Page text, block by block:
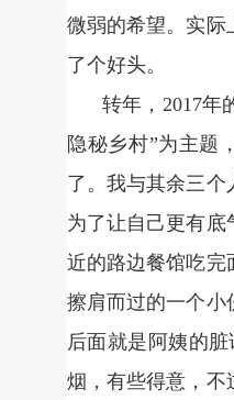
微弱的希望。实际
了个好头。
转年，2017年
隐秘乡村”为主题
了。我与其余三
为了让自己更有
近的路边餐馆吃完
擦肩而过的一个小
后面就是阿姨的
烟，有些得意，不